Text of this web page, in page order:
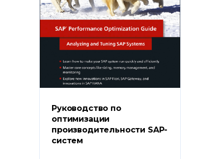
Руководство по
оптимизации
производительности SAP-
систем